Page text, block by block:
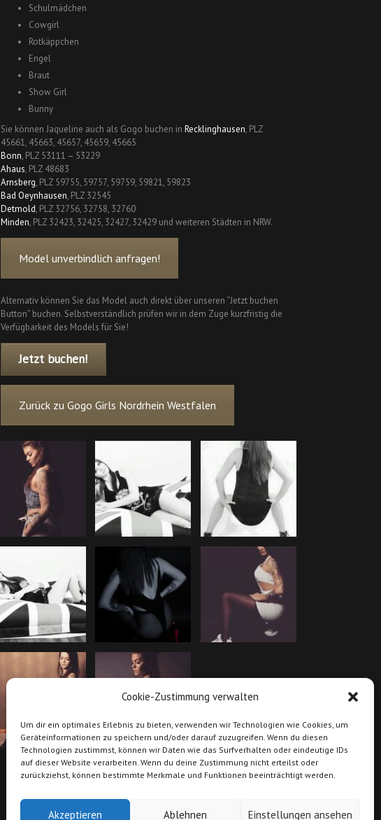
Cookie-Zustimmung verwalten
Um dir ein optimales Erlebnis zu bieten, verwenden wir Technologien wie Cookies, um
Geräteinformationen zu speichern und/oder darauf zuzugreifen. Wenn du diesen
Technologien zustimmst, können wir Daten wie das Surfverhalten oder eindeutige IDs
auf dieser Website verarbeiten. Wenn du deine Zustimmung nicht erteilst oder
zurückziehst, können bestimmte Merkmale und Funktionen beeinträchtigt werden.
Akzeptieren Ablehnen Einstellungen ansehen
Schulmädchen
Cowgirl
Rotkäppchen
Engel
Braut
Show Girl
Bunny
Sie können Jaqueline auch als Gogo buchen in Recklinghausen, PLZ
45661, 45663, 45657, 45659, 45665
Bonn, PLZ 53111 – 53229
Ahaus, PLZ 48683
Arnsberg, PLZ 59755, 59757, 59759, 59821, 59823
Bad Oeynhausen, PLZ 32545
Detmold, PLZ 32756, 32758, 32760
Minden, PLZ 32423, 32425, 32427, 32429 und weiteren Städten in NRW.
Model unverbindlich anfragen!
Alternativ können Sie das Model auch direkt über unseren “Jetzt buchen
Button” buchen. Selbstverständlich prüfen wir in dem Zuge kurzfristig die
Verfügbarkeit des Models für Sie!
Jetzt buchen!
Zurück zu Gogo Girls Nordrhein Westfalen